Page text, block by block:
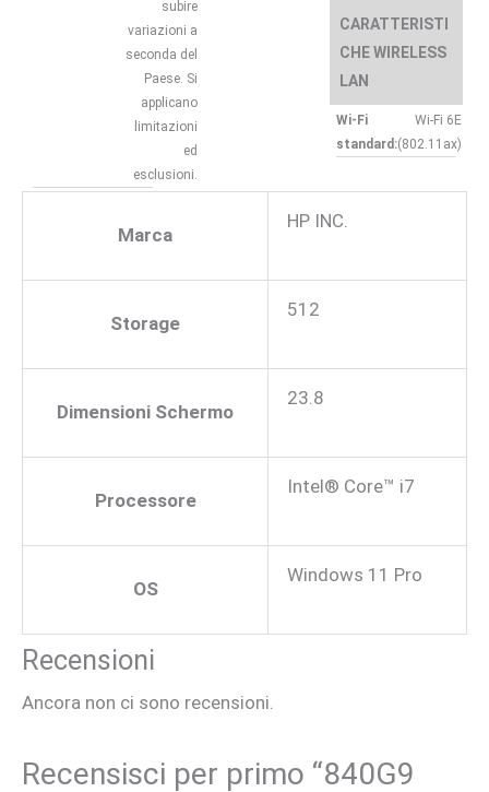
subire
variazioni a
seconda del
Paese. Si
applicano
limitazioni
ed
esclusioni.
CARATTERISTI
CHE WIRELESS
LAN
Wi-Fi
standard:
Wi-Fi 6E
(802.11ax)
Marca
HP INC.
Storage
512
Dimensioni Schermo
23.8
Processore
Intel® Core™ i7
OS
Windows 11 Pro
Recensioni
Ancora non ci sono recensioni.
Recensisci per primo “840G9